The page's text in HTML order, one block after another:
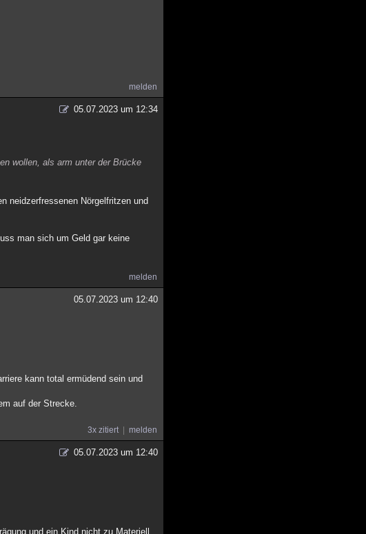
melden
05.07.2023 um 12:34
wollen, als arm unter der Brücke
neidzerfressenen Nörgelfritzen und
man sich um Geld gar keine
melden
05.07.2023 um 12:40
kann total ermüdend sein und
auf der Strecke.
3x zitiert melden
05.07.2023 um 12:40
und ein Kind nicht zu Materiell